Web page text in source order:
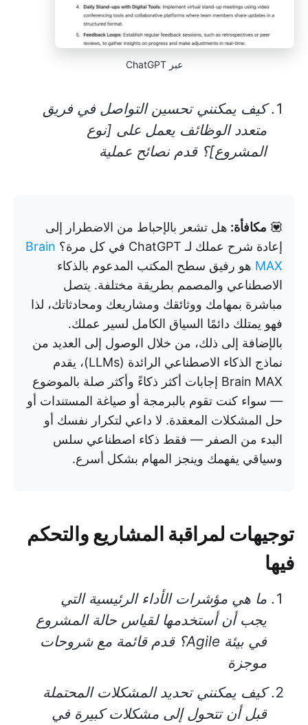
عبر ChatGPT
كيف يمكنني تحسين التواصل في فريق
متعدد الوظائف يعمل على [نوع
المشروع]؟ قدم نصائح عملية
💟 مكافأة: هل تشعر بالإحباط من الاضطرار إلى
إعادة شرح عملك لـ ChatGPT في كل مرة؟
Brain
MAX هو رفيق سطح المكتب المدعوم بالذكاء
الاصطناعي والمصمم بطريقة مختلفة. يتصل
مباشرة بمهامك ووثائقك ومشاريعك ومحادثاتك، لذا
فهو يمتلك دائمًا السياق الكامل لسير عملك.
بالإضافة إلى ذلك، من خلال الوصول إلى العديد من
نماذج الذكاء الاصطناعي الرائدة (LLMs)، يقدم
Brain MAX إجابات أكثر ذكاءً وأكثر صلة بالموضوع
— سواء كنت تقوم بالبرمجة أو صياغة المستندات أو
حل المشكلات المعقدة. لا داعي لتكرار نفسك أو
البدء من الصفر — فقط ذكاء اصطناعي سلس
وسياقي يفهمك وينجز المهام بشكل أسرع.
توجيهات لمراقبة المشاريع والتحكم
فيها
ما هي مؤشرات الأداء الرئيسية التي
يجب أن أستخدمها لقياس حالة المشروع
في بيئة Agile؟ قدم قائمة مع شروحات
موجزة
كيف يمكنني تحديد المشكلات المحتملة
قبل أن تتحول إلى مشكلات كبيرة في